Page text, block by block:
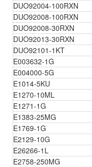
DUO92004-100RXN
DUO92008-100RXN
DUO92008-30RXN
DUO92013-30RXN
DUO92101-1KT
E003632-1G
E004000-5G
E1014-5KU
E1270-10ML
E1271-1G
E1383-25MG
E1769-1G
E2129-10G
E26266-1L
E2758-250MG